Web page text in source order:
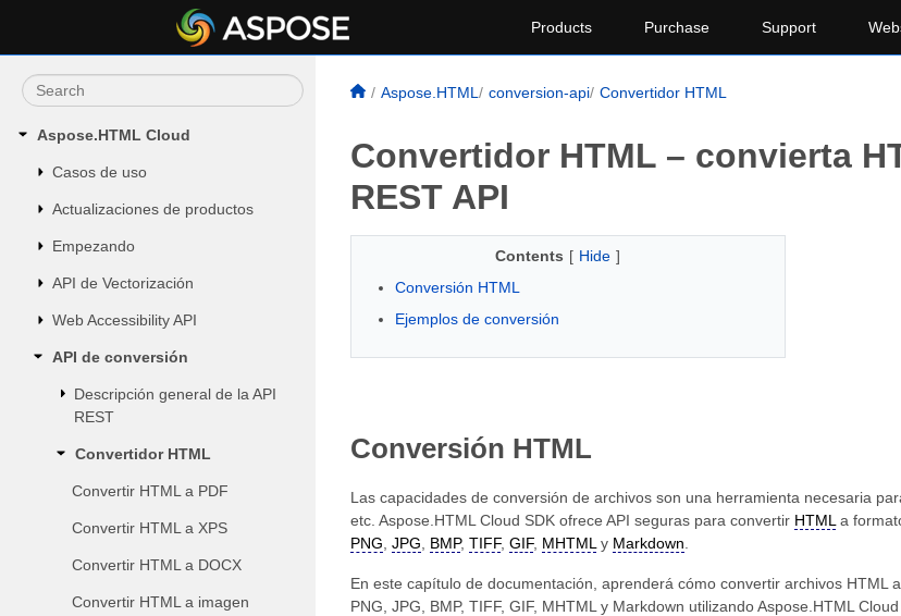
Products Purchase Support
Aspose.HTML Cloud
Casos de uso
Actualizaciones de productos
Empezando
API de Vectorización
Web Accessibility API
API de conversión
Descripción general de la API
REST
Convertidor HTML
Convertir HTML a PDF
Convertir HTML a XPS
Convertir HTML a DOCX
Convertir HTML a imagen
Aspose.HTML conversion-api Convertidor HTML
Convertidor HTML – convierta
REST API
Contents [ Hide ]
Conversión HTML
Ejemplos de conversión
Conversión HTML
Las capacidades de conversión de archivos son una herramienta necesaria
etc. Aspose.HTML Cloud SDK ofrece API seguras para convertir HTML a
PNG JPG BMP, TIFF, GIF, MHTML y Markdown
En este capítulo de documentación, aprenderá cómo convertir archivos HTML
PNG, JPG, BMP, TIFF, GIF, MHTML y Markdown utilizando Aspose.HTML Cloud